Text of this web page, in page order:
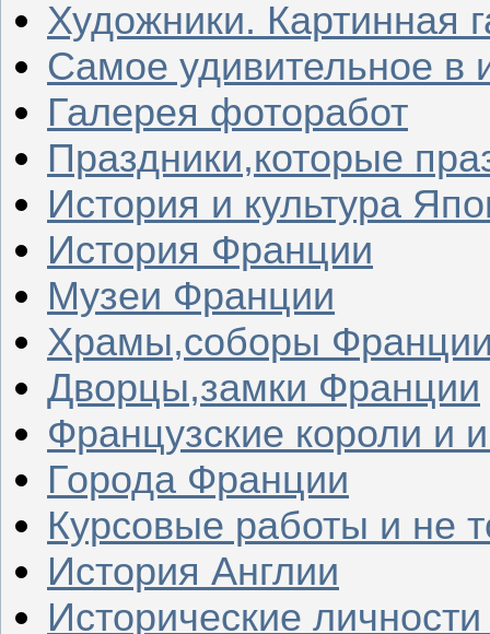
Художники. Картинная
Самое удивительное в
Галерея фоторабот
Праздники,которые
История и культура
История Франции
Музеи Франции
Храмы,соборы
Дворцы,замки Франции
Французские короли и
Города Франции
Курсовые работы и не
История Англии
Исторические